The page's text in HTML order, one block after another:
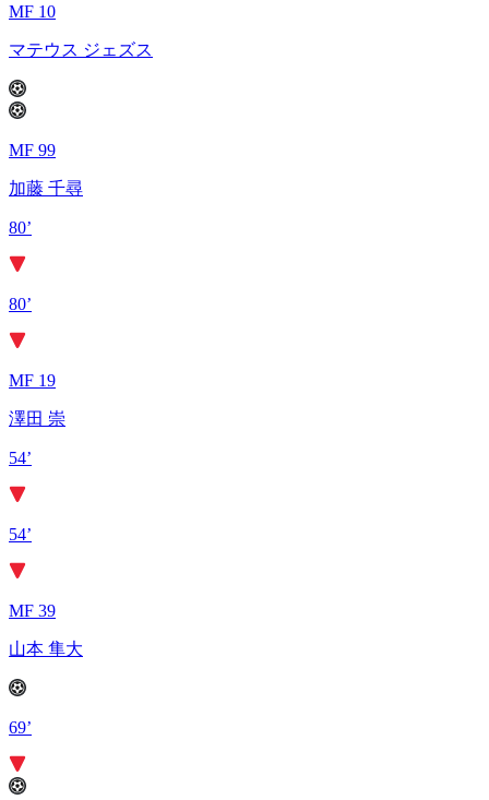
MF 10
マテウス ジェズス
MF 99
加藤 千尋
80’
80’
MF 19
澤田 崇
54’
54’
MF 39
山本 隼大
69’